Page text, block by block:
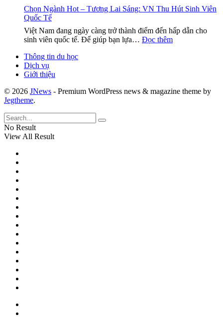
chi
và
cần
thiết
Mới
Hứa
–
Chi
Cho
Sinh
Học
Nam
–
Top
Đầu
Chọn Ngành Hot – Tương Lai Sáng: VN Thu Hút Sinh Viên
Quốc Tế
Việt Nam đang ngày càng trở thành điểm đến hấp dẫn cho
sinh viên quốc tế. Để giúp bạn lựa… Đọc thêm:
Lai
Thông tin du học
Dịch vụ
Giới thiệu
© 2026 JNews - Premium WordPress news & magazine theme by
Jegtheme.
No Result
View All Result